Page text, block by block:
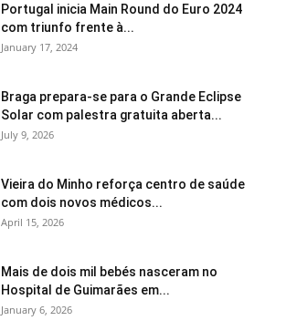
Portugal inicia Main Round do Euro 2024
com triunfo frente à...
January 17, 2024
Braga prepara-se para o Grande Eclipse
Solar com palestra gratuita aberta...
July 9, 2026
Vieira do Minho reforça centro de saúde
com dois novos médicos...
April 15, 2026
Mais de dois mil bebés nasceram no
Hospital de Guimarães em...
January 6, 2026